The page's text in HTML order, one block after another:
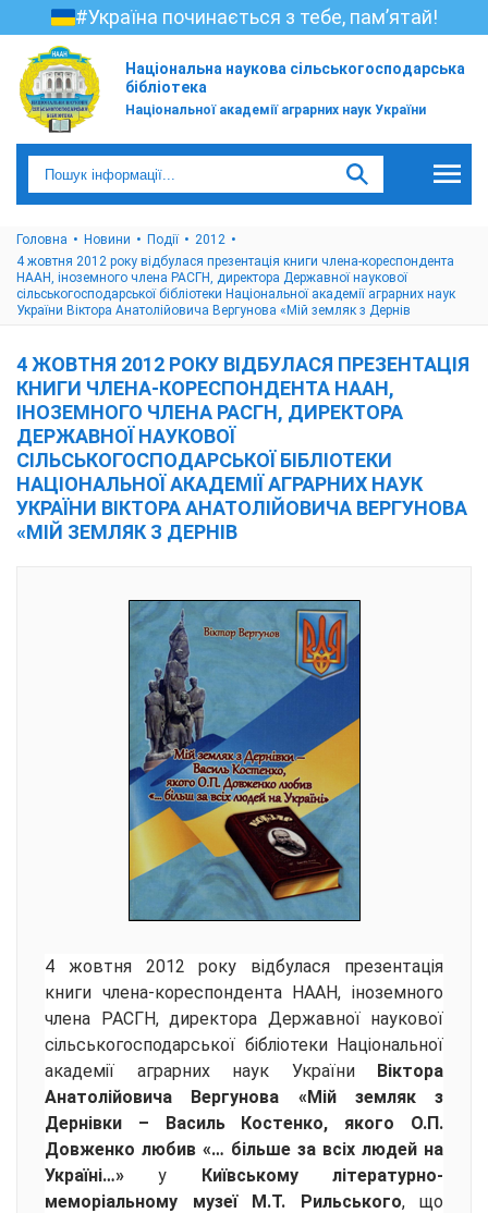
#Україна починається з тебе, пам’ятай!
Національна наукова сільськогосподарська
бібліотека
Національної академії аграрних наук України
Головна Новини Події
2012
4 жовтня 2012 року відбулася презентація книги члена-кореспондента
НААН, іноземного члена РАСГН, директора Державної наукової
сільськогосподарської бібліотеки Національної академії аграрних наук
України Віктора Анатолійовича Вергунова «Мій земляк з Дернів
4 ЖОВТНЯ 2012 РОКУ ВІДБУЛАСЯ ПРЕЗЕНТАЦІЯ
КНИГИ ЧЛЕНА-КОРЕСПОНДЕНТА НААН,
ІНОЗЕМНОГО ЧЛЕНА РАСГН, ДИРЕКТОРА
ДЕРЖАВНОЇ НАУКОВОЇ
СІЛЬСЬКОГОСПОДАРСЬКОЇ БІБЛІОТЕКИ
НАЦІОНАЛЬНОЇ АКАДЕМІЇ АГРАРНИХ НАУК
УКРАЇНИ ВІКТОРА АНАТОЛІЙОВИЧА ВЕРГУНОВА
«МІЙ ЗЕМЛЯК З ДЕРНІВ
4 жовтня 2012 року відбулася презентація
книги члена-кореспондента НААН, іноземного
члена РАСГН, директора Державної наукової
сільськогосподарської бібліотеки Національної
академії аграрних наук УкраїниВіктора
Анатолійовича Вергунова «Мій земляк з
Дернівки – Василь Костенко, якого О.П.
Довженко любив «… більше за всіх людей на
Україні…»у Київському літературно-
меморіальному музеї М.Т. Рильського, що